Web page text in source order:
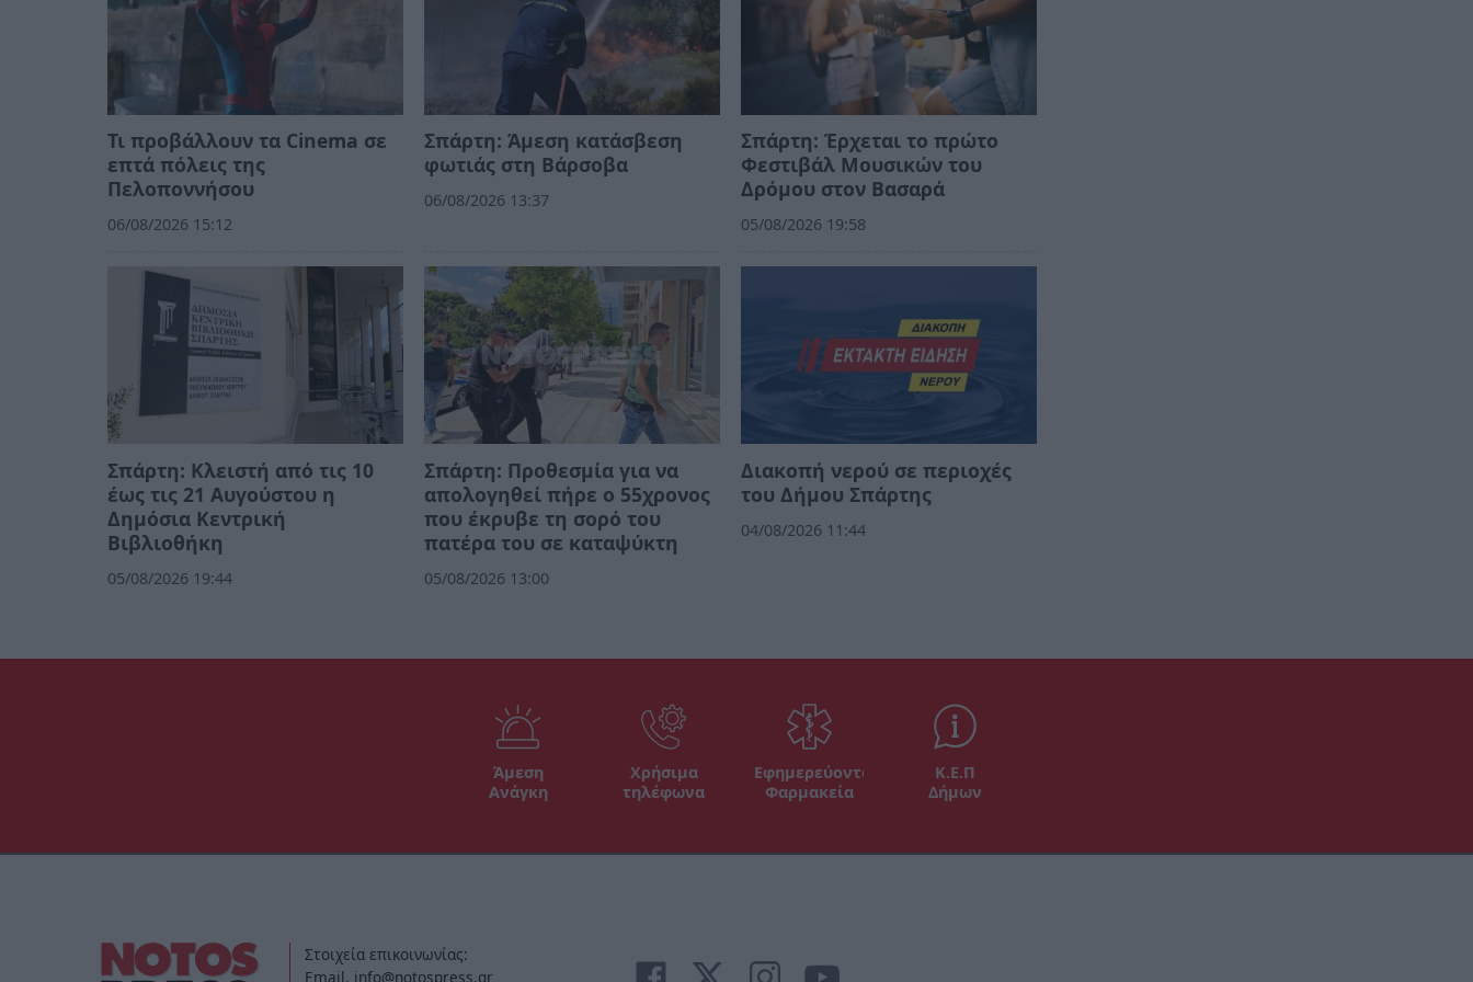
Τι προβάλλουν τα Cinema σε
επτά πόλεις της
Πελοποννήσου
06/08/2026 15:12
Σπάρτη: Άμεση κατάσβεση
φωτιάς στη Βάρσοβα
06/08/2026 13:37
Σπάρτη: Έρχεται το πρώτο
Φεστιβάλ Μουσικών του
Δρόμου στον Βασαρά
05/08/2026 19:58
Σπάρτη: Κλειστή από τις 10
έως τις 21 Αυγούστου η
Δημόσια Κεντρική
Βιβλιοθήκη
05/08/2026 19:44
Σπάρτη: Προθεσμία για να
απολογηθεί πήρε ο 55χρονος
που έκρυβε τη σορό του
πατέρα του σε καταψύκτη
05/08/2026 13:00
Διακοπή νερού σε περιοχές
του Δήμου Σπάρτης
04/08/2026 11:44
Άμεση
Ανάγκη
Χρήσιμα
τηλέφωνα
Εφημερεύοντα
Φαρμακεία
Κ.Ε.Π
Δήμων
Στοιχεία επικοινωνίας:
Email. info@notospress.gr